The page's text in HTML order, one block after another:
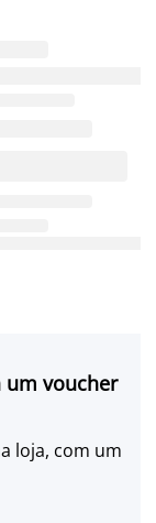
um voucher
loja, com um